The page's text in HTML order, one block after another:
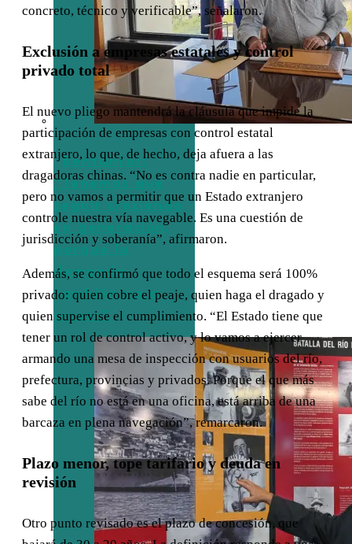
Bentancor:
“Tenemos que
seguir creciendo
en generación,
porque la
demanda
también va a
crecer”
concreto, técnico y verificable”, señalaron.
Exclusión a empresas estatales y control
privado total
El nuevo pliego mantendrá la cláusula que impide la
participación de empresas con control estatal
extranjero, lo que, de hecho, deja afuera a las
dragadoras chinas. “No es contra nadie en particular,
pero no vamos a permitir que un Estado extranjero
controle nuestra vía navegable. Es una cuestión de
jurisdicción y soberanía”, afirmaron.
Además, se confirmó que todo el esquema será 100%
privado: quien cobre el peaje, quien haga el dragado y
quien supervise el cumplimiento. “El Estado tiene que
tener un rol de control activo, y lo vamos a ejercer
armando una mesa de inspección con usuarios del río,
prefectura, provincias y privados. Porque el que más
sabe del río no está en una oficina, está arriba de una
barcaza en plena navegación”, remarcaron.
Plazo menor, tope tarifario y deuda en
revisión
Otro punto revisado es el plazo de concesión, que